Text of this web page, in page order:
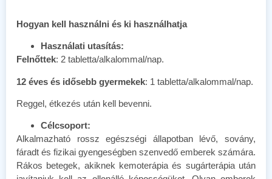
Hogyan kell használni és ki használhatja
Használati utasítás:
Felnőttek: 2 tabletta/alkalommal/nap.
12 éves és idősebb gyermekek: 1 tabletta/alkalommal/nap.
Reggel, étkezés után kell bevenni.
Célcsoport:
Alkalmazható rossz egészségi állapotban lévő, sovány,
fáradt és fizikai gyengeségben szenvedő emberek számára.
Rákos betegek, akiknek kemoterápia és sugárterápia után